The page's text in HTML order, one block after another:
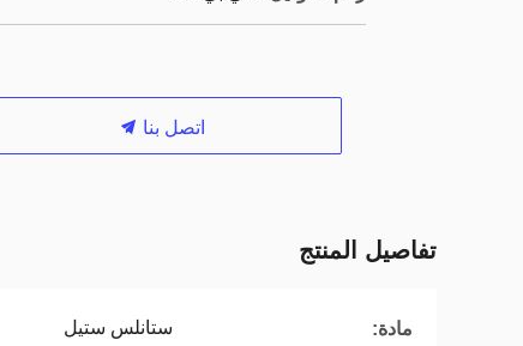
اتصل بنا
تفاصيل المنتج
مادة: ستانلس ستيل